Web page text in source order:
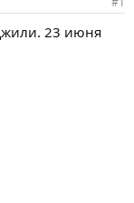
23 июня